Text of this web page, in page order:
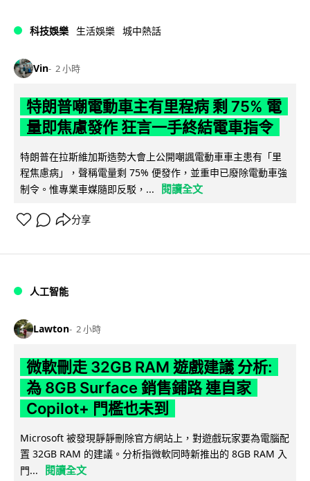
科技娛樂 生活娛樂 城中熱話
Vin 2 小時
特朗普嘲電動車主有里程病 剩 75% 電
量即焦慮發作 狂言一手終結電車指令
特朗普在拉斯維加斯造勢大會上公開嘲諷電動車車主患有「里
程焦慮病」，聲稱電量剩 75% 便發作，並重申已廢除電動車強
制令。惟專業車媒隨即反駁，...
閱讀全文
分享
人工智能
Lawton 2 小時
微軟刪走 32GB RAM 遊戲建議 分析:
為 8GB Surface 銷售鋪路 連自家
Copilot+ 門檻也未到
Microsoft 被發現靜靜刪除官方網站上，對遊戲玩家要為電腦配
置 32GB RAM 的建議。分析指微軟同時新推出的 8GB RAM 入
門...
閱讀全文